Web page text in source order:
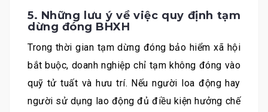
5. Những lưu ý về việc quy định tạm
dừng đóng BHXH
Trong thời gian tạm dừng đóng bảo hiểm xã hội
bắt buộc, doanh nghiệp chỉ tạm không đóng vào
quỹ tử tuất và hưu trí. Nếu người loa động hay
người sử dụng lao động đủ điều kiện hưởng chế